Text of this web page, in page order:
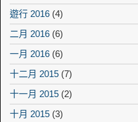
遊行 2016 (4)
二月 2016 (6)
一月 2016 (6)
十二月 2015 (7)
十一月 2015 (2)
十月 2015 (3)